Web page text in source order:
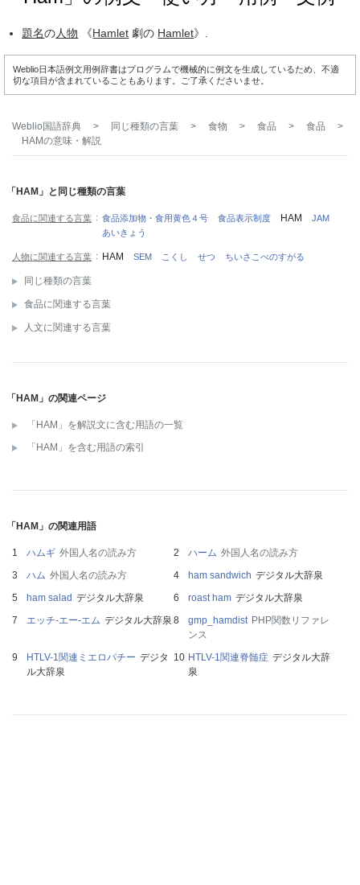
題名の人物 《Hamlet 劇の Hamlet》.
Weblio日本語例文用例辞書はプログラムで機械的に例文を生成しているため、不適
切な項目が含まれていることもあります。ご了承くださいませ。
Weblio国語辞典 > 同じ種類の言葉 > 食物 > 食品 > 食品
>
HAMの意味・解説
「HAM」と同じ種類の言葉
食品に関連する言葉 食品添加物・食用黄色４号 食品表示制度 HAM
JAM
あいきょう
人物に関連する言葉 HAM SEM こくし せつ ちいさこべのすがる
同じ種類の言葉
食品に関連する言葉
人文に関連する言葉
「HAM」の関連ページ
「HAM」を解説文に含む用語の一覧
「HAM」を含む用語の索引
「HAM」の関連用語
ハムギ 外国人名の読み方 ハーム 外国人名の読み方
ハム 外国人名の読み方 ham sandwich デジタル大辞泉
ham salad デジタル大辞泉 roast ham デジタル大辞泉
エッチ‐エー‐エム デジタル大辞泉 gmp_hamdist PHP関数リファレ
ンス
HTLV-1関連ミエロパチー デジタ
ル大辞泉
HTLV-1関連脊髄症 デジタル大辞
泉